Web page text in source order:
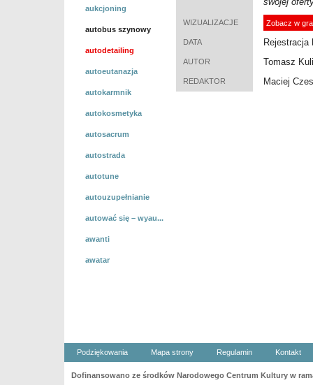
aukcjoning
autobus szynowy
autodetailing
autoeutanazja
autokarmnik
autokosmetyka
autosacrum
autostrada
autotune
autouzupełnianie
autować się – wyau...
awanti
awatar
WIZUALIZACJE Zobacz w
DATA Rejestracja
AUTOR Tomasz
REDAKTOR Maciej
Podziękowania Mapa strony Regulamin Kontakt
Dofinansowano ze środków Narodowego Centrum Kultury w